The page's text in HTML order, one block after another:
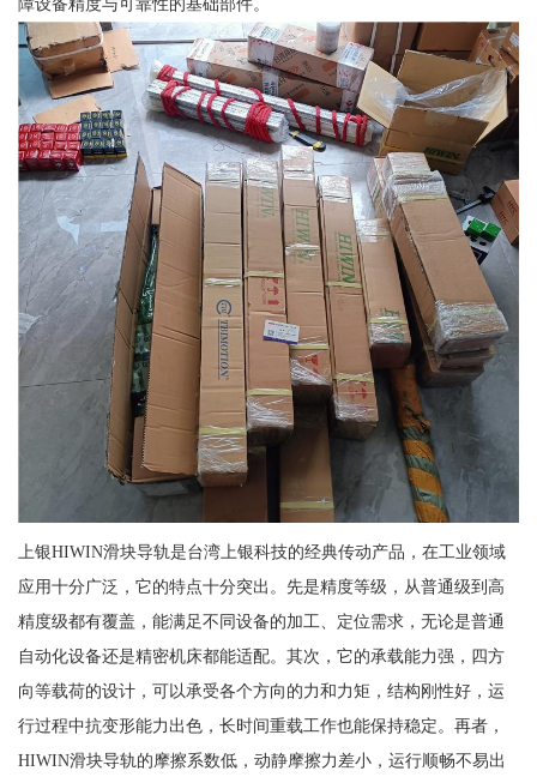
上银HIWIN滑块导轨是台湾上银科技的经典传动产品，在工业领域
应用十分广泛，它的特点十分突出。先是精度等级，从普通级到高
精度级都有覆盖，能满足不同设备的加工、定位需求，无论是普通
自动化设备还是精密机床都能适配。其次，它的承载能力强，四方
向等载荷的设计，可以承受各个方向的力和力矩，结构刚性好，运
行过程中抗变形能力出色，长时间重载工作也能保持稳定。再者，
HIWIN滑块导轨的摩擦系数低，动静摩擦力差小，运行顺畅不易出